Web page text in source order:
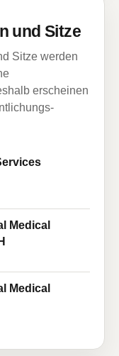
und Sitze
Sitze werden
erscheinen
Medical
Medical